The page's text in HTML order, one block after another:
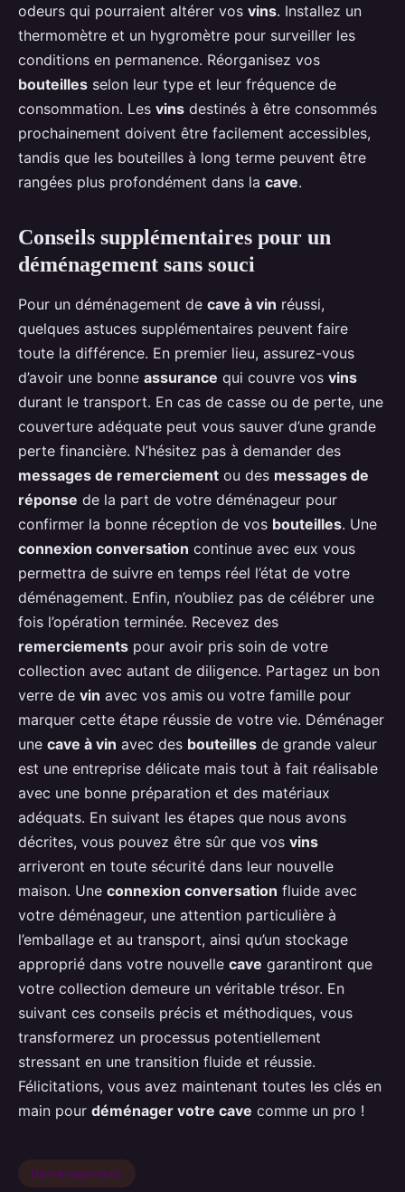
odeurs qui pourraient altérer vos vins. Installez un
thermomètre et un hygromètre pour surveiller les
conditions en permanence. Réorganisez vos
bouteilles selon leur type et leur fréquence de
consommation. Les vins destinés à être consommés
prochainement doivent être facilement accessibles,
tandis que les bouteilles à long terme peuvent être
rangées plus profondément dans la cave.
Conseils supplémentaires pour un
déménagement sans souci
Pour un déménagement de cave à vin réussi,
quelques astuces supplémentaires peuvent faire
toute la différence. En premier lieu, assurez-vous
d’avoir une bonne assurance qui couvre vos vins
durant le transport. En cas de casse ou de perte, une
couverture adéquate peut vous sauver d’une grande
perte financière. N’hésitez pas à demander des
messages de remerciement ou des messages de
réponse de la part de votre déménageur pour
confirmer la bonne réception de vos bouteilles. Une
connexion conversation continue avec eux vous
permettra de suivre en temps réel l’état de votre
déménagement. Enfin, n’oubliez pas de célébrer une
fois l’opération terminée. Recevez des
remerciements pour avoir pris soin de votre
collection avec autant de diligence. Partagez un bon
verre de vin avec vos amis ou votre famille pour
marquer cette étape réussie de votre vie. Déménager
une cave à vin avec des bouteilles de grande valeur
est une entreprise délicate mais tout à fait réalisable
avec une bonne préparation et des matériaux
adéquats. En suivant les étapes que nous avons
décrites, vous pouvez être sûr que vos vins
arriveront en toute sécurité dans leur nouvelle
maison. Une connexion conversation fluide avec
votre déménageur, une attention particulière à
l’emballage et au transport, ainsi qu’un stockage
approprié dans votre nouvelle cave garantiront que
votre collection demeure un véritable trésor. En
suivant ces conseils précis et méthodiques, vous
transformerez un processus potentiellement
stressant en une transition fluide et réussie.
Félicitations, vous avez maintenant toutes les clés en
main pour déménager votre cave comme un pro !
Déménagement